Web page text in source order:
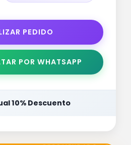
PEDIDO
POR WHATSAPP
10% Descuento